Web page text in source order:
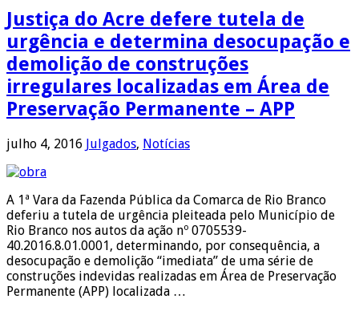
Justiça do Acre defere tutela de
urgência e determina desocupação e
demolição de construções
irregulares localizadas em Área de
Preservação Permanente – APP
julho 4, 2016 Julgados, Notícias
A 1ª Vara da Fazenda Pública da Comarca de Rio Branco
deferiu a tutela de urgência pleiteada pelo Município de
Rio Branco nos autos da ação nº 0705539-
40.2016.8.01.0001, determinando, por consequência, a
desocupação e demolição “imediata” de uma série de
construções indevidas realizadas em Área de Preservação
Permanente (APP) localizada …